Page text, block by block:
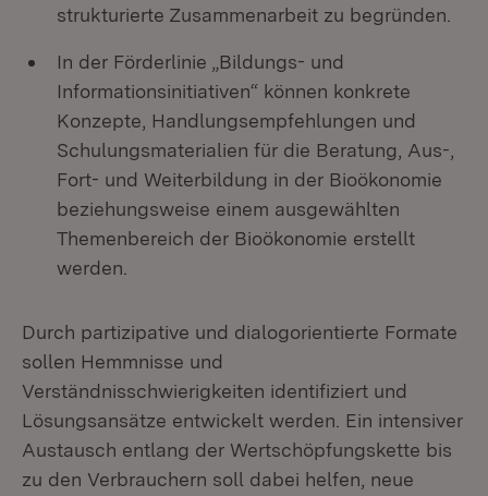
strukturierte Zusammenarbeit zu begründen.
In der Förderlinie „Bildungs- und
Informationsinitiativen“ können konkrete
Konzepte, Handlungsempfehlungen und
Schulungsmaterialien für die Beratung, Aus-,
Fort- und Weiterbildung in der Bioökonomie
beziehungsweise einem ausgewählten
Themenbereich der Bioökonomie erstellt
werden.
Durch partizipative und dialogorientierte Formate
sollen Hemmnisse und
Verständnisschwierigkeiten identifiziert und
Lösungsansätze entwickelt werden. Ein intensiver
Austausch entlang der Wertschöpfungskette bis
zu den Verbrauchern soll dabei helfen, neue